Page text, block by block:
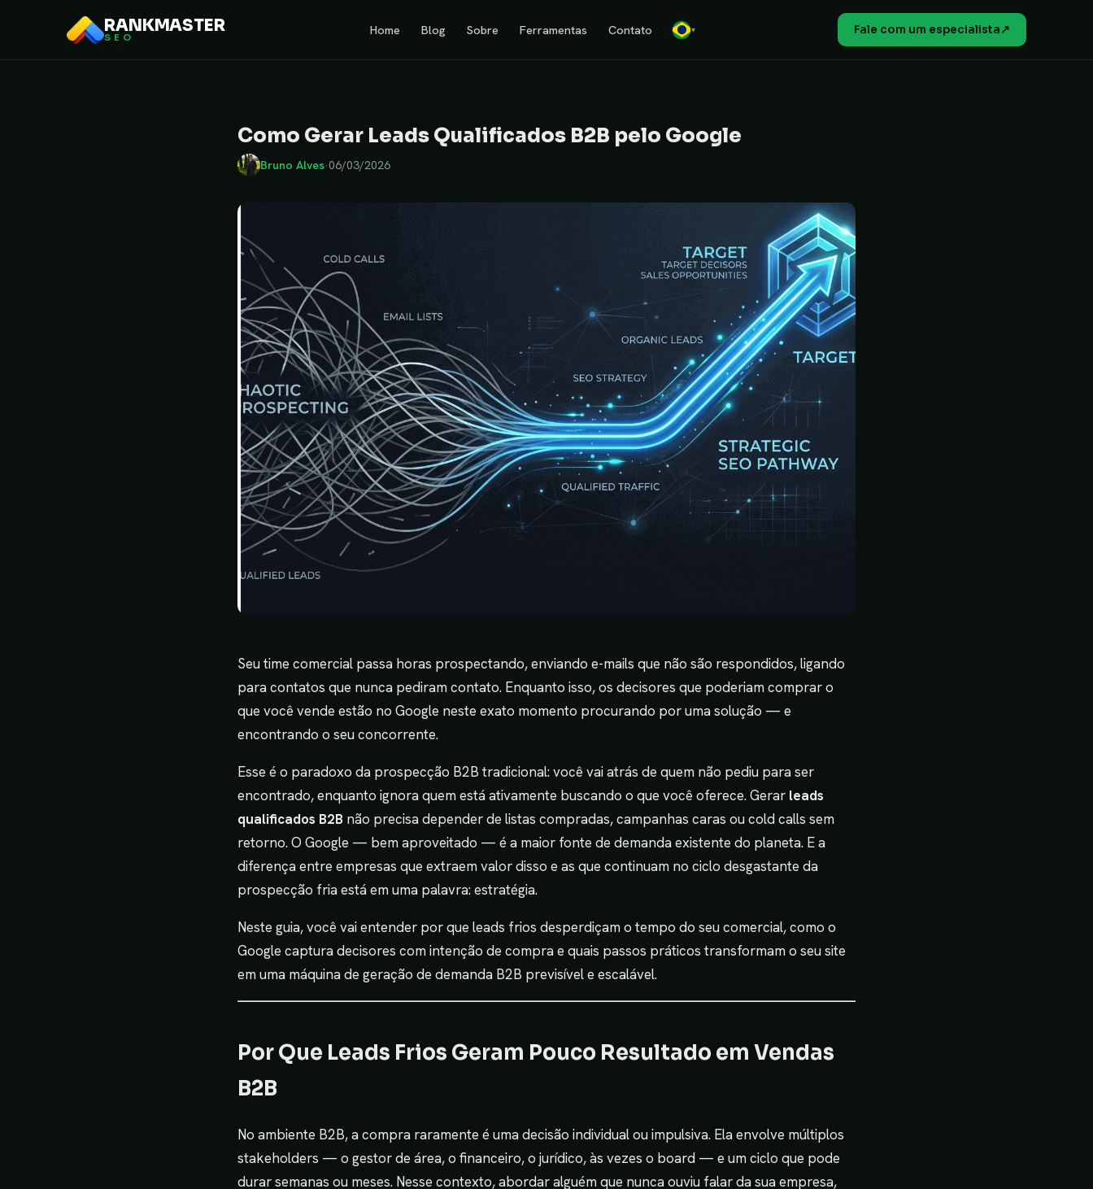
RANKMASTER
SEO Home Blog Sobre Ferramentas Contato ▾ Fale com um especialista↗
Como Gerar Leads Qualificados B2B pelo Google
Bruno Alves·06/03/2026
Seu time comercial passa horas prospectando, enviando e-mails que não são respondidos, ligando
para contatos que nunca pediram contato. Enquanto isso, os decisores que poderiam comprar o
que você vende estão no Google neste exato momento procurando por uma solução — e
encontrando o seu concorrente.
Esse é o paradoxo da prospecção B2B tradicional: você vai atrás de quem não pediu para ser
encontrado, enquanto ignora quem está ativamente buscando o que você oferece. Gerar leads
qualificados B2B não precisa depender de listas compradas, campanhas caras ou cold calls sem
retorno. O Google — bem aproveitado — é a maior fonte de demanda existente do planeta. E a
diferença entre empresas que extraem valor disso e as que continuam no ciclo desgastante da
prospecção fria está em uma palavra: estratégia.
Neste guia, você vai entender por que leads frios desperdiçam o tempo do seu comercial, como o
Google captura decisores com intenção de compra e quais passos práticos transformam o seu site
em uma máquina de geração de demanda B2B previsível e escalável.
Por Que Leads Frios Geram Pouco Resultado em Vendas
B2B
No ambiente B2B, a compra raramente é uma decisão individual ou impulsiva. Ela envolve múltiplos
stakeholders — o gestor de área, o financeiro, o jurídico, às vezes o board — e um ciclo que pode
durar semanas ou meses. Nesse contexto, abordar alguém que nunca ouviu falar da sua empresa,